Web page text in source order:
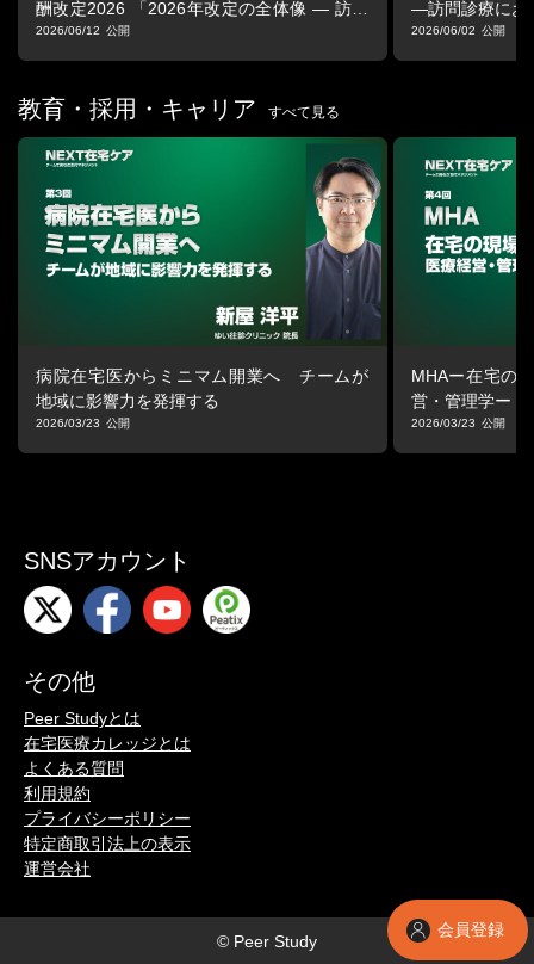
会員登録
酬改定2026 「2026年改定の全体像 ― 訪問
看護はどう変わるのか」
2026/06/12
―訪問診療にお
2026/06/02
教育・採用・キャリア すべて見る
病院在宅医からミニマム開業へ チームが
地域に影響力を発揮する
2026/03/23
MHAー在宅の
営・管理学ー
2026/03/23
SNSアカウント
その他
Peer Studyとは
在宅医療カレッジとは
よくある質問
利用規約
プライバシーポリシー
特定商取引法上の表示
運営会社
© Peer Study